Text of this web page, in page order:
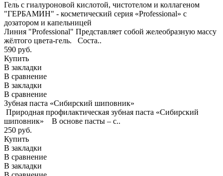
Гель с гиалуроновой кислотой, чистотелом и коллагеном
"ГЕРБАМИН" - косметический серия «Professional» с
дозатором и капельницей
Линия "Professional" Представляет собой желеобразную массу
жёлтого цвета-гель. Соста..
590 руб.
Купить
В закладки
В сравнение
В закладки
В сравнение
Зубная паста «Сибирский шиповник»
Природная профилактическая зубная паста «Сибирский
шиповник» В основе пасты – с..
250 руб.
Купить
В закладки
В сравнение
В закладки